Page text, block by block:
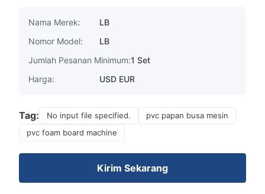
Nama Merek:
LB
Nomor Model:
LB
Jumlah Pesanan Minimum:1 Set
Harga:
USD EUR
Tag: No input file specified.
pvc papan busa mesin
pvc foam board machine
Kirim Sekarang